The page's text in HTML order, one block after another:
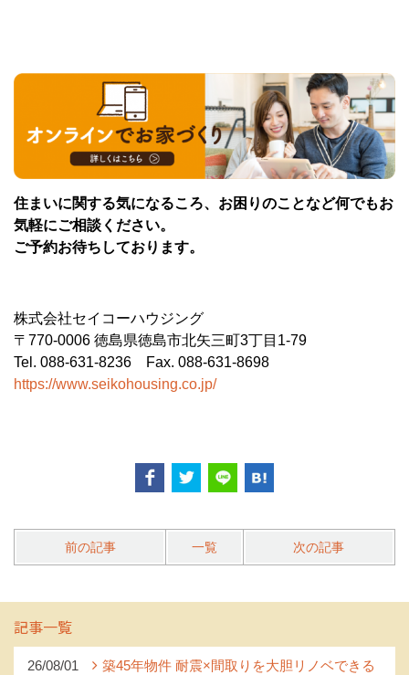
住まいに関する気になるころ、お困りのことなど何でもお
気軽にご相談ください。
ご予約お待ちしております。
株式会社セイコーハウジング
〒770-0006 徳島県徳島市北矢三町3丁目1-79
Tel. 088-631-8236 Fax. 088-631-8698
https://www.seikohousing.co.jp/
前の記事 一覧 次の記事
記事一覧
26/08/01
築45年物件 耐震×間取りを大胆リノベできる